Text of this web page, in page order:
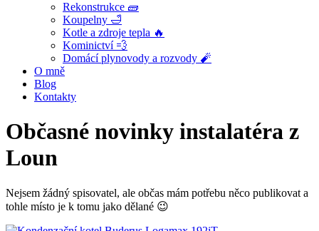
Rekonstrukce 🧱
Koupelny 🛁
Kotle a zdroje tepla 🔥
Kominictví 💨
Domácí plynovody a rozvody 🧨
O mně
Blog
Kontakty
Občasné novinky instalatéra z
Loun
Nejsem žádný spisovatel, ale občas mám potřebu něco publikovat a
tohle místo je k tomu jako dělané 😉